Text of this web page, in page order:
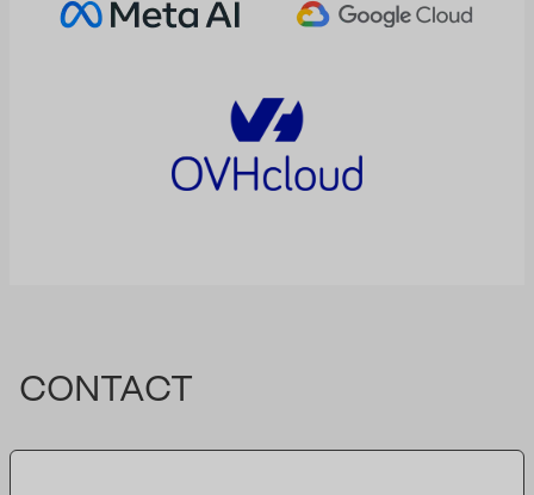
CONTACT